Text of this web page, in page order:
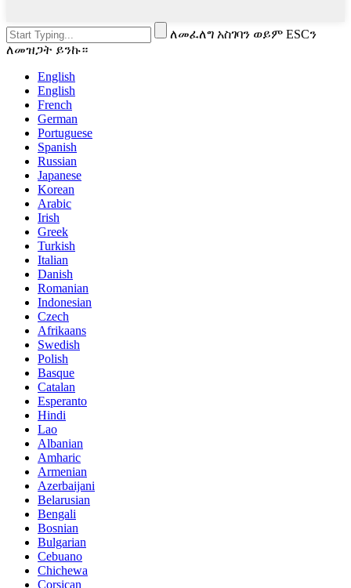
ለመፈለግ አስገባን ወይም ESCን
ለመዝጋት ይንኩ።
English
English
French
German
Portuguese
Spanish
Russian
Japanese
Korean
Arabic
Irish
Greek
Turkish
Italian
Danish
Romanian
Indonesian
Czech
Afrikaans
Swedish
Polish
Basque
Catalan
Esperanto
Hindi
Lao
Albanian
Amharic
Armenian
Azerbaijani
Belarusian
Bengali
Bosnian
Bulgarian
Cebuano
Chichewa
Corsican